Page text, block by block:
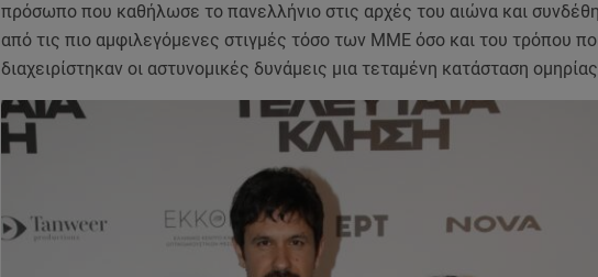
πρόσωπο που καθήλωσε το πανελλήνιο στις αρχές του αιώνα και
από τις πιο αμφιλεγόμενες στιγμές τόσο των ΜΜΕ όσο και του τρόπου
διαχειρίστηκαν οι αστυνομικές δυνάμεις μια τεταμένη κατάσταση